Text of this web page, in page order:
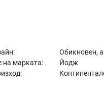
Обикновен,
на марката:
Йодж